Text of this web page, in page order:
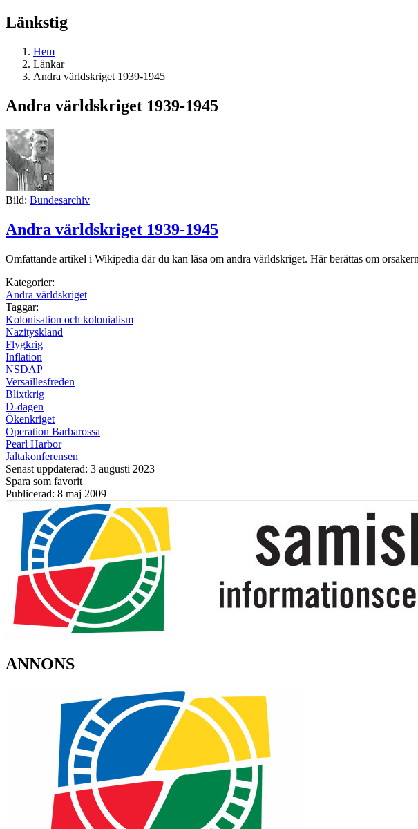
Länkstig
Hem
Länkar
Andra världskriget 1939-1945
Andra världskriget 1939-1945
Bild: Bundesarchiv
Andra världskriget 1939-1945
Omfattande artikel i Wikipedia där du kan läsa om andra världskriget. Här berättas om
Kategorier:
Andra världskriget
Taggar:
Kolonisation och kolonialism
Nazityskland
Flygkrig
Inflation
NSDAP
Versaillesfreden
Blixtkrig
D-dagen
Ökenkriget
Operation Barbarossa
Pearl Harbor
Jaltakonferensen
Senast uppdaterad: 3 augusti 2023
Spara som favorit
Publicerad: 8 maj 2009
ANNONS